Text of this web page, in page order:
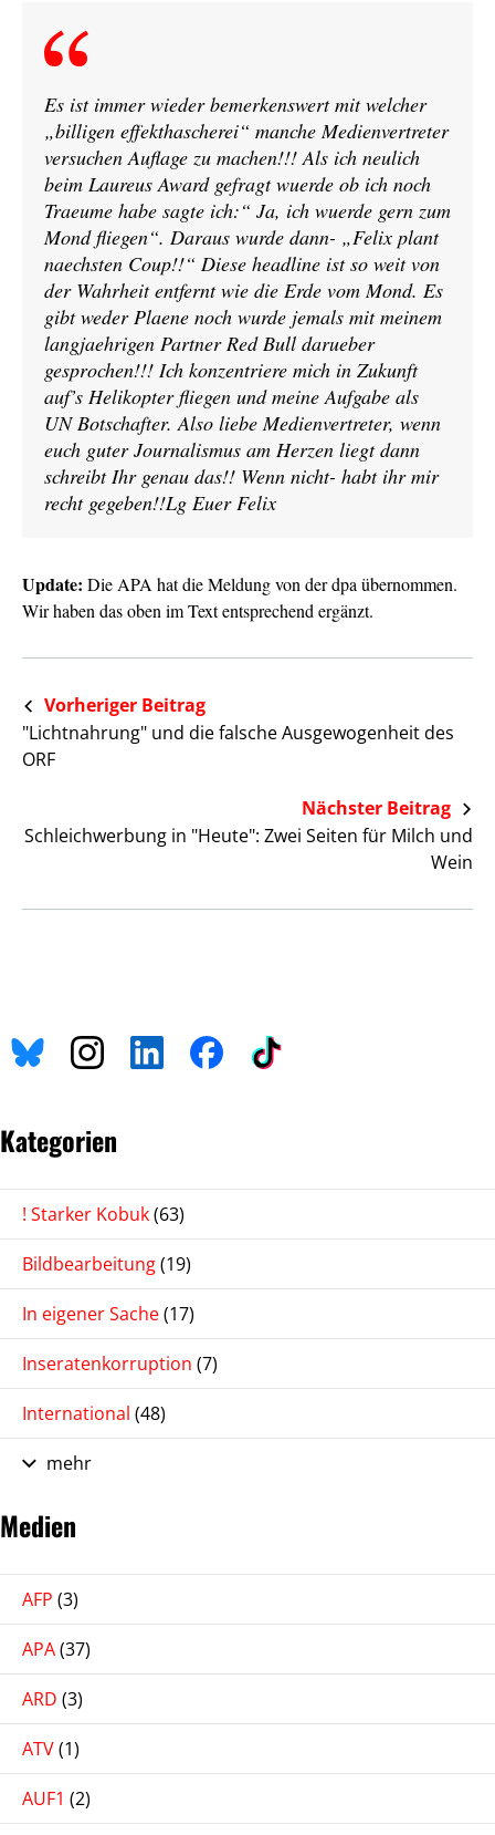
Es ist immer wieder bemerkenswert mit welcher
„billigen effekthascherei“ manche Medienvertreter
versuchen Auflage zu machen!!! Als ich neulich
beim Laureus Award gefragt wuerde ob ich noch
Traeume habe sagte ich:“ Ja, ich wuerde gern zum
Mond fliegen“. Daraus wurde dann- „Felix plant
naechsten Coup!!“ Diese headline ist so weit von
der Wahrheit entfernt wie die Erde vom Mond. Es
gibt weder Plaene noch wurde jemals mit meinem
langjaehrigen Partner Red Bull darueber
gesprochen!!! Ich konzentriere mich in Zukunft
auf’s Helikopter fliegen und meine Aufgabe als
UN Botschafter. Also liebe Medienvertreter, wenn
euch guter Journalismus am Herzen liegt dann
schreibt Ihr genau das!! Wenn nicht- habt ihr mir
recht gegeben!!Lg Euer Felix
Update: Die APA hat die Meldung von der dpa übernommen.
Wir haben das oben im Text entsprechend ergänzt.
Vorheriger Beitrag
"Lichtnahrung" und die falsche Ausgewogenheit des
ORF
Nächster Beitrag
Schleichwerbung in "Heute": Zwei Seiten für Milch und
Wein
Kategorien
! Starker Kobuk(63)
Bildbearbeitung(19)
In eigener Sache(17)
Inseratenkorruption (7)
International (48)
mehr
Medien
AFP (3)
APA(37)
ARD (3)
ATV(1)
AUF1 (2)